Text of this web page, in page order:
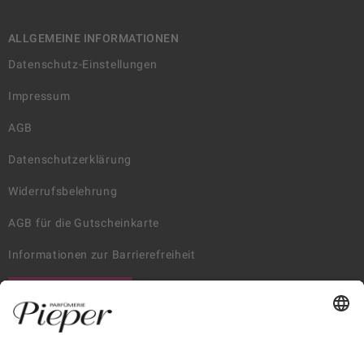
ALLGEMEINE INFORMATIONEN
Datenschutz-Einstellungen
Impressum
AGB
Datenschutzerklärung
Widerrufsbelehrung
AGB für die Gutscheinkarte
Informationen zur Barrierefreiheit